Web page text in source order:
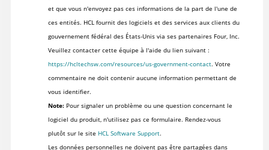
et que vous n'envoyez pas ces informations de la part de l'une de
ces entités. HCL fournit des logiciels et des services aux clients du
gouvernement fédéral des États-Unis via ses partenaires Four, Inc.
Veuillez contacter cette équipe à l'aide du lien suivant :
https://hcltechsw.com/resources/us-government-contact. Votre
commentaire ne doit contenir aucune information permettant de
vous identifier.
Note:Pour signaler un problème ou une question concernant le
logiciel du produit, n'utilisez pas ce formulaire. Rendez-vous
plutôt sur le site HCL Software Support.
Les données personnelles ne doivent pas être partagées dans